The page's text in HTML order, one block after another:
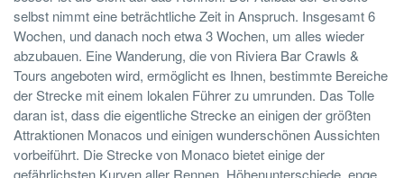
selbst nimmt eine beträchtliche Zeit in Anspruch. Insgesamt 6
Wochen, und danach noch etwa 3 Wochen, um alles wieder
abzubauen. Eine Wanderung, die von Riviera Bar Crawls &
Tours angeboten wird, ermöglicht es Ihnen, bestimmte Bereiche
der Strecke mit einem lokalen Führer zu umrunden. Das Tolle
daran ist, dass die eigentliche Strecke an einigen der größten
Attraktionen Monacos und einigen wunderschönen Aussichten
vorbeiführt. Die Strecke von Monaco bietet einige der
gefährlichsten Kurven aller Rennen. Höhenunterschiede, enge